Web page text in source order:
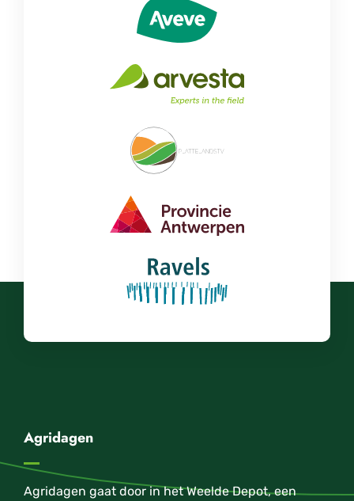
Agridagen
Agridagen gaat door in het Weelde Depot, een